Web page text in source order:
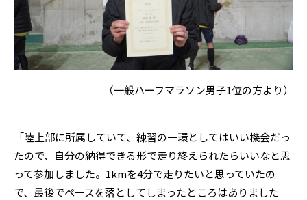
（一般ハーフマラソン男子1位の方より）
「陸上部に所属していて、練習の一環としてはいい機会だっ
たので、自分の納得できる形で走り終えられたらいいなと思
って参加しました。1kmを4分で走りたいと思っていたの
で、最後でペースを落としてしまったところはありました